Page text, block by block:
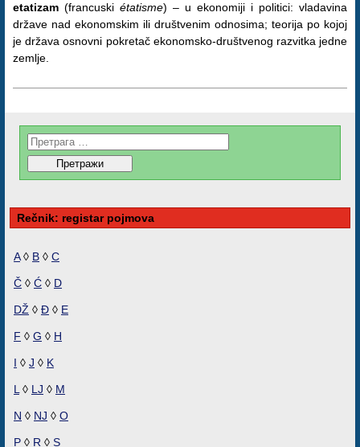
etatizam (francuski étatisme) – u ekonomiji i politici: vladavina
države nad ekonomskim ili društvenim odnosima; teorija po kojoj
je država osnovni pokretač ekonomsko-društvenog razvitka jedne
zemlje.
Rečnik: registar pojmova
A◊ B ◊ C
Č ◊ Ć ◊ D
DŽ ◊ Đ ◊ E
F ◊ G ◊ H
I ◊ J ◊ K
L ◊ LJ ◊ M
N ◊ NJ ◊ O
P ◊ R ◊ S